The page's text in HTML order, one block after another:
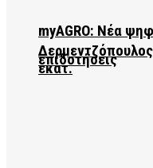
myAGRO: Νέα
επιδοτήσεις
εκατ.